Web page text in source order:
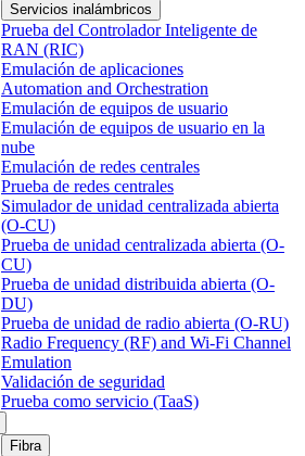
Servicios inalámbricos
Prueba del Controlador Inteligente de
RAN (RIC)
Emulación de aplicaciones
Automation and Orchestration
Emulación de equipos de usuario
Emulación de equipos de usuario en la
nube
Emulación de redes centrales
Prueba de redes centrales
Simulador de unidad centralizada abierta
(O-CU)
Prueba de unidad centralizada abierta (O-
CU)
Prueba de unidad distribuida abierta (O-
DU)
Prueba de unidad de radio abierta (O-RU)
Radio Frequency (RF) and Wi-Fi Channel
Emulation
Validación de seguridad
Prueba como servicio (TaaS)
Fibra